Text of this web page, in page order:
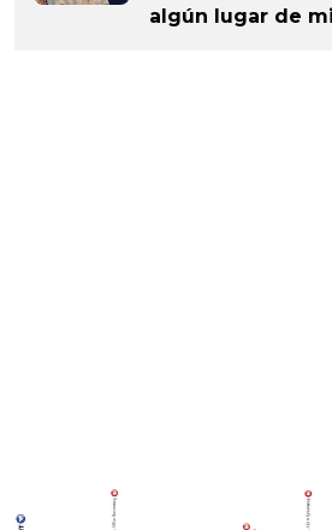
algún lugar de